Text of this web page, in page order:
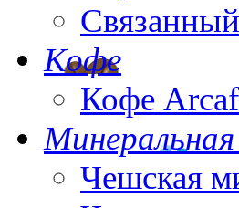
Кофе
Кофе
Чешская